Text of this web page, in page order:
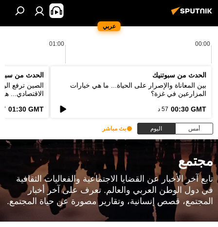
عربي
00:00
01:00
الحدث من سبوتنيك
بين المعاناة والإصرار على الحياة... ما هي خيارات
المزارعين في غزة؟
00:30 GMT 57 د
الحدث من
الصين ترفع
الاقتصادي...
01:30 GMT
57
أمس اليوم بث مباشر
مجتمع
تابع آخر الأخبار عن القضايا الاجتماعية والفعاليات الثقافية
في دول الوطن العربي والعالم. تعرف على آخر أخبار
المجتمع، قصص إنسانية، وتقارير مصورة عن حياة المجتمع.